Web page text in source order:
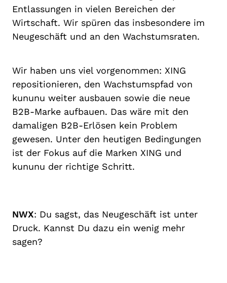
Entlassungen in vielen Bereichen der
Wirtschaft. Wir spüren das insbesondere im
Neugeschäft und an den Wachstumsraten.
Wir haben uns viel vorgenommen: XING
repositionieren, den Wachstumspfad von
kununu weiter ausbauen sowie die neue
B2B-Marke aufbauen. Das wäre mit den
damaligen B2B-Erlösen kein Problem
gewesen. Unter den heutigen Bedingungen
ist der Fokus auf die Marken XING und
kununu der richtige Schritt.
NWX: Du sagst, das Neugeschäft ist unter
Druck. Kannst Du dazu ein wenig mehr
sagen?